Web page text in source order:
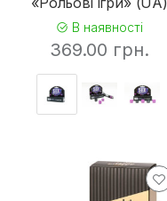
В наявності
369.00 грн.